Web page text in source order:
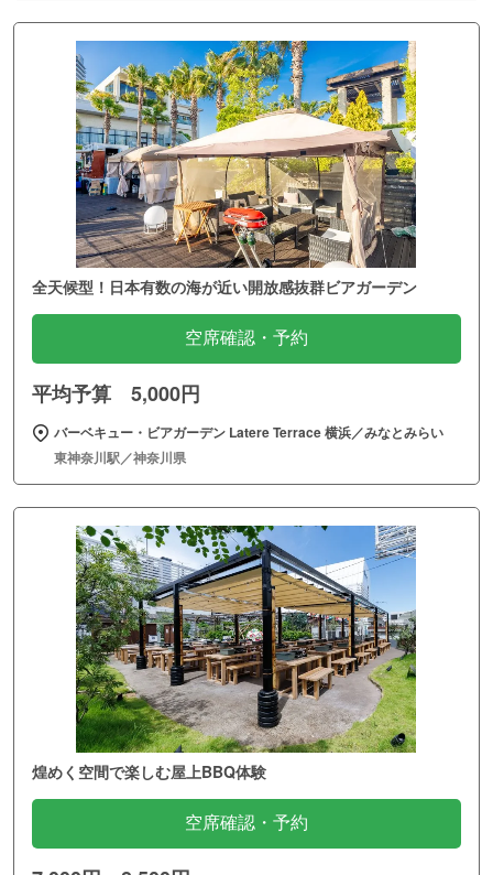
全天候型！日本有数の海が近い開放感抜群ビアガーデン
空席確認・予約
平均予算 5,000円
バーベキュー・ビアガーデン Latere Terrace 横浜／みなとみらい
東神奈川駅／神奈川県
煌めく空間で楽しむ屋上BBQ体験
空席確認・予約